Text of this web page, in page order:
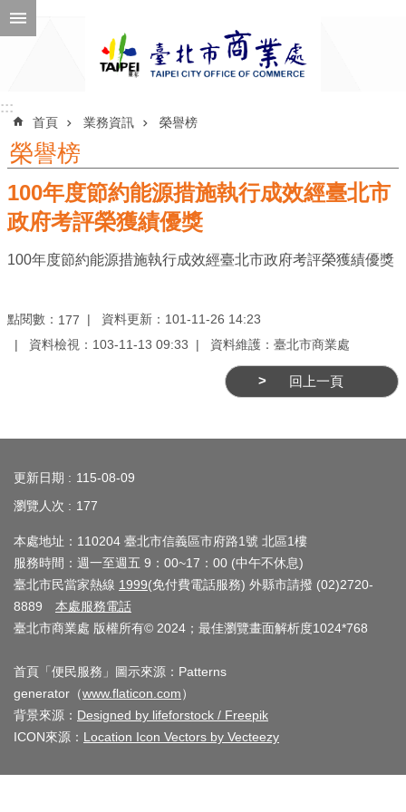
跳到主要內容區塊
公
告
息
關
介
訊
上
服
務
公
及
商
業
::::::
首頁 業務資訊 榮譽榜
榮譽榜
100年度節約能源措施執行成效經臺北市
政府考評榮獲績優獎
100年度節約能源措施執行成效經臺北市政府考評榮獲績優獎
點閱數： 177
資料更新：101-11-26 14:23
資料檢視：103-11-13 09:33
資料維護：臺北市商業處
回上一頁
更新日期
115-08-09
瀏覽人次
177
本處地址：110204 臺北市信義區市府路1號 北區1樓
服務時間：週一至週五 9：00~17：00 (中午不休息)
臺北市民當家熱線 1999(免付費電話服務) 外縣市請撥 (02)2720-
8889 本處服務電話
臺北市商業處 版權所有© 2024；最佳瀏覽畫面解析度1024*768
首頁「便民服務」圖示來源：Patterns
generator（www.flaticon.com）
背景來源： Designed by lifeforstock / Freepik
ICON來源： Location Icon Vectors by Vecteezy